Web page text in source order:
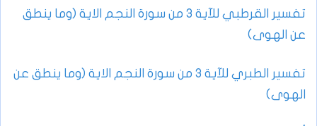
تفسير القرطبي للآية 3 من سورة النجم الاية (وما ينطق
عن الهوى)
تفسير الطبري للآية 3 من سورة النجم الاية (وما ينطق عن
الهوى)